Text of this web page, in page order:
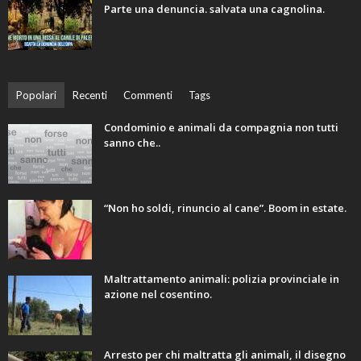
Parte una denuncia. salvata una cagnolina.
Popolari Recenti Commenti Tags
Condominio e animali da compagnia non tutti
sanno che..
“Non ho soldi, rinuncio al cane”. Boom in estate.
Maltrattamento animali: polizia provinciale in
azione nel cosentino.
Arresto per chi maltratta gli animali, il disegno